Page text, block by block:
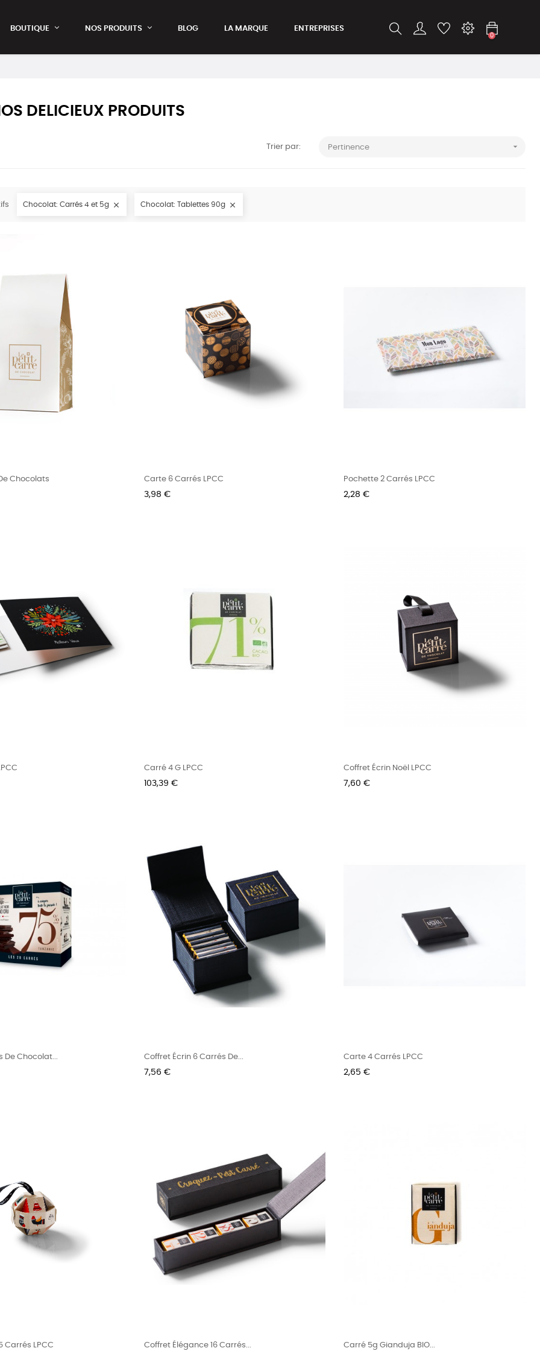
BOUTIQUE NOS PRODUITS BLOG LA MARQUE ENTREPRISES
0
DELICIEUX PRODUITS
Trier par: Pertinence 
Chocolat: Carrés 4 et 5g  Chocolat: Tablettes 90g 
Chocolats Carte 6 Carrés LPCC
Prix
3,98 €
Pochette 2 Carrés LPCC
Prix
2,28 €
Carré 4 G LPCC
Prix
103,39 €
Coffret Écrin Noël LPCC
Prix
7,60 €
De Chocolat... Coffret Écrin 6 Carrés De...
Prix
7,56 €
Carte 4 Carrés LPCC
Prix
2,65 €
Carrés LPCC Coffret Élégance 16 Carrés... Carré 5g Gianduja BIO...